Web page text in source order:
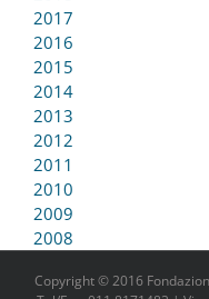
2017
2016
2015
2014
2013
2012
2011
2010
2009
2008
Copyright © 2016